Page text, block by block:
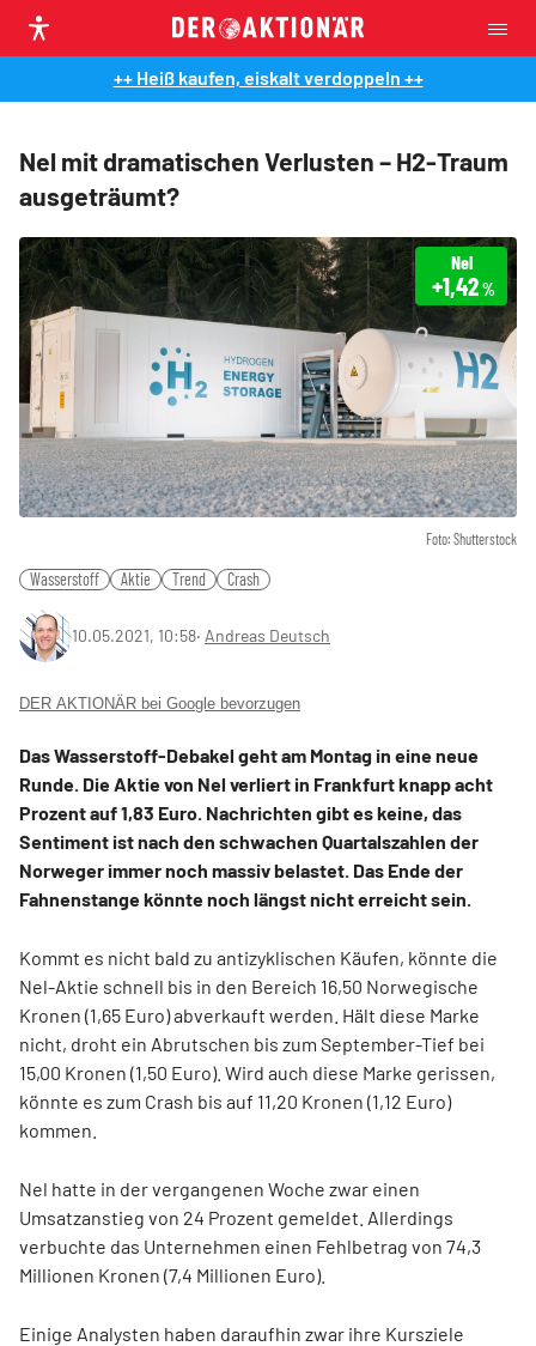
++ Heiß kaufen, eiskalt verdoppeln ++
Nel mit dramatischen Verlusten – H2-Traum
ausgeträumt?
Foto: Shutterstock
Nel
+1,42%
Wasserstoff Aktie Trend Crash
10.05.2021, 10:58‧ Andreas Deutsch
DER AKTIONÄR bei Google bevorzugen
Das Wasserstoff-Debakel geht am Montag in eine neue
Runde. Die Aktie von Nel verliert in Frankfurt knapp acht
Prozent auf 1,83 Euro. Nachrichten gibt es keine, das
Sentiment ist nach den schwachen Quartalszahlen der
Norweger immer noch massiv belastet. Das Ende der
Fahnenstange könnte noch längst nicht erreicht sein.
Kommt es nicht bald zu antizyklischen Käufen, könnte die
Nel-Aktie schnell bis in den Bereich 16,50 Norwegische
Kronen (1,65 Euro) abverkauft werden. Hält diese Marke
nicht, droht ein Abrutschen bis zum September-Tief bei
15,00 Kronen (1,50 Euro). Wird auch diese Marke gerissen,
könnte es zum Crash bis auf 11,20 Kronen (1,12 Euro)
kommen.
Nel hatte in der vergangenen Woche zwar einen
Umsatzanstieg von 24 Prozent gemeldet. Allerdings
verbuchte das Unternehmen einen Fehlbetrag von 74,3
Millionen Kronen (7,4 Millionen Euro).
Einige Analysten haben daraufhin zwar ihre Kursziele